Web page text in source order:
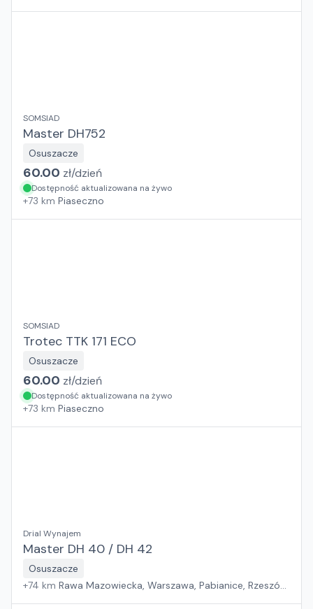
SOMSIAD
Master DH752
Osuszacze
60.00 zł/dzień
Dostępność aktualizowana na żywo
+73 km Piaseczno
SOMSIAD
Trotec TTK 171 ECO
Osuszacze
60.00 zł/dzień
Dostępność aktualizowana na żywo
+73 km Piaseczno
Drial Wynajem
Master DH 40 / DH 42
Osuszacze
+74 km Rawa Mazowiecka, Warszawa, Pabianice, Rzeszów,